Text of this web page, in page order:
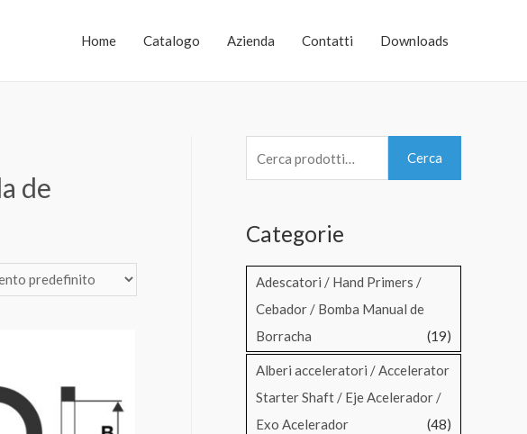
Home Catalogo Azienda Contatti Downloads
de
e
c
Cerca
Categorie
Adescatori / Hand Primers /
Cebador / Bomba Manual de
Borracha
(19)
Alberi acceleratori / Accelerator
Starter Shaft / Eje Acelerador /
Exo Acelerador
(48)